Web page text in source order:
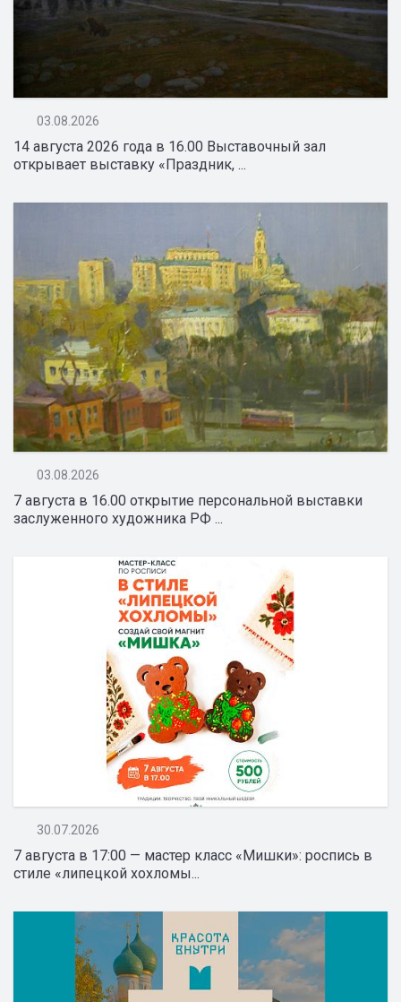
03.08.2026
14 августа 2026 года в 16.00 Выставочный зал
открывает выставку «Праздник, ...
03.08.2026
7 августа в 16.00 открытие персональной выставки
заслуженного художника РФ ...
30.07.2026
7 августа в 17:00 — мастер класс «Мишки»: роспись в
стиле «липецкой хохломы...